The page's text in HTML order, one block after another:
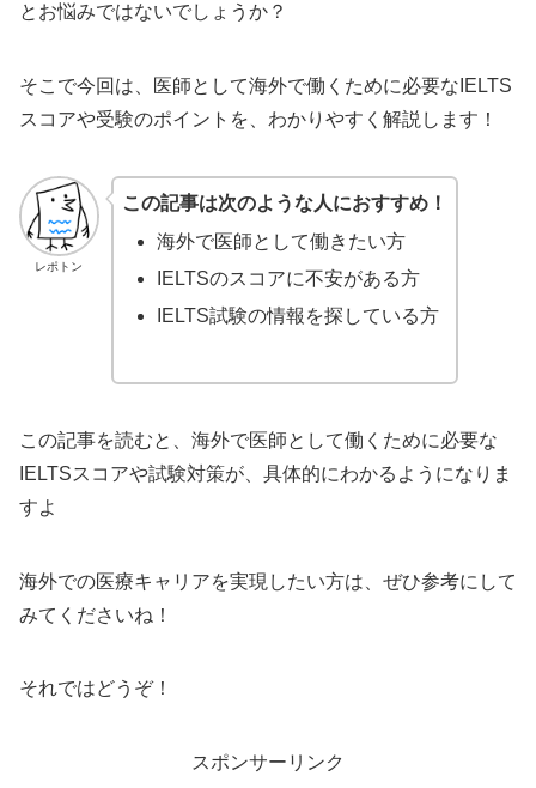
とお悩みではないでしょうか？
そこで今回は、医師として海外で働くために必要なIELTS
スコアや受験のポイントを、わかりやすく解説します！
レポトン
この記事は次のような人におすすめ！
海外で医師として働きたい方
IELTSのスコアに不安がある方
IELTS試験の情報を探している方
この記事を読むと、海外で医師として働くために必要な
IELTSスコアや試験対策が、具体的にわかるようになりま
すよ
海外での医療キャリアを実現したい方は、ぜひ参考にして
みてくださいね！
それではどうぞ！
スポンサーリンク